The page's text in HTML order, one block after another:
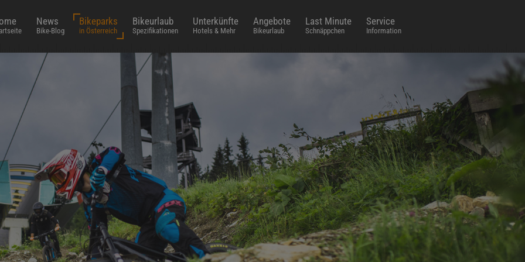
News
Bike-Blog
Bikeparks
in Österreich
Bikeurlaub
Spezifikationen
Unterkünfte
Hotels & Mehr
Angebote
Bikeurlaub
Last Minute
Schnäppchen
Service
Information